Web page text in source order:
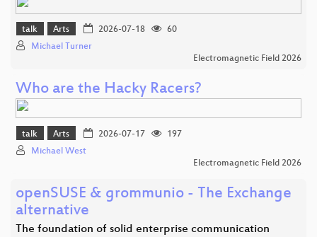
talk Arts 2026-07-18
60
Michael Turner
Electromagnetic Field 2026
Who are the Hacky Racers?
talk Arts 2026-07-17
197
Michael West
Electromagnetic Field 2026
openSUSE & grommunio - The Exchange
alternative
The foundation of solid enterprise communication